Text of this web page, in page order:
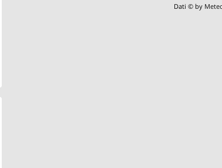
Dati © by